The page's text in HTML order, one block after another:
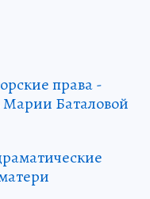
права -
Марии Баталовой